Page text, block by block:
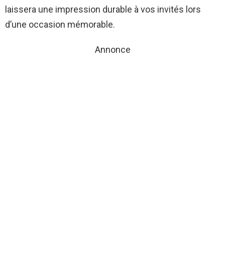
laissera une­ impression durable à vos invités lors
d’une occasion mémorable­.
Annonce